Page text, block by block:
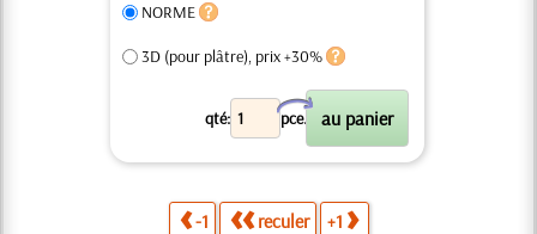
NORME
3D (pour plâtre), prix +30%
qté: pce.
X
-1 reculer +1